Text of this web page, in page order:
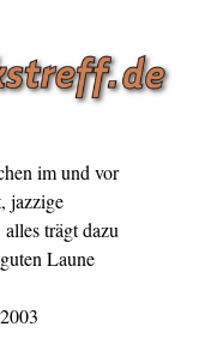
im und vor
jazzige
trägt dazu
Laune